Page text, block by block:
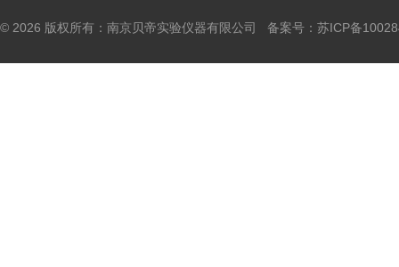
© 2026 版权所有：南京贝帝实验仪器有限公司 备案号： 苏ICP备